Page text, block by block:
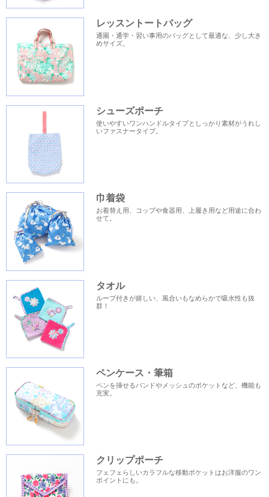
レッスントートバッグ
通園・通学・習い事用のバッグとして最適な、少し大き
めサイズ。
シューズポーチ
使いやすいワンハンドルタイプとしっかり素材がうれし
いファスナータイプ。
巾着袋
お着替え用、コップや食器用、上履き用など用途に合わ
せて。
タオル
ループ付きが嬉しい、風合いもなめらかで吸水性も抜
群！
ペンケース・筆箱
ペンを挿せるバンドやメッシュのポケットなど、機能も
充実。
クリップポーチ
フェフェらしいカラフルな移動ポケットはお洋服のワン
ポイントにも。